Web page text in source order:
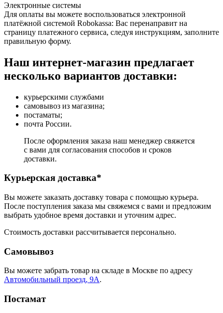
Электронные системы
Для оплаты вы можете воспользоваться электронной
платёжной системой Robokassa: Вас перенаправит на
страницу платежного сервиса, следуя инструкциям, заполните
правильную форму.
Наш интернет-магазин предлагает
несколько вариантов доставки:
курьерскими службами
самовывоз из магазина;
постаматы;
почта России.
После оформления заказа наш менеджер свяжется
с вами для согласования способов и сроков
доставки.
Курьерская доставка*
Вы можете заказать доставку товара с помощью курьера.
После поступления заказа мы свяжемся с вами и предложим
выбрать удобное время доставки и уточним адрес.
Стоимость доставки рассчитывается персонально.
Самовывоз
Вы можете забрать товар на складе в Москве по адресу
Автомобильный проезд, 9А.
Постамат